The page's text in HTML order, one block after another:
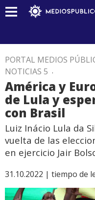
PORTAL MEDIOS
NOTICIAS 5 .
América y
de Lula y
con Brasil
Luiz Inácio Lula da
vuelta de las
en ejercicio Jair
31.10.2022 | tiempo de